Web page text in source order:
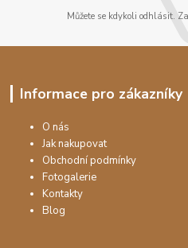
Můžete se kdykoli odhlásit.
Informace pro zákazníky
O nás
Jak nakupovat
Obchodní podmínky
Fotogalerie
Kontakty
Blog